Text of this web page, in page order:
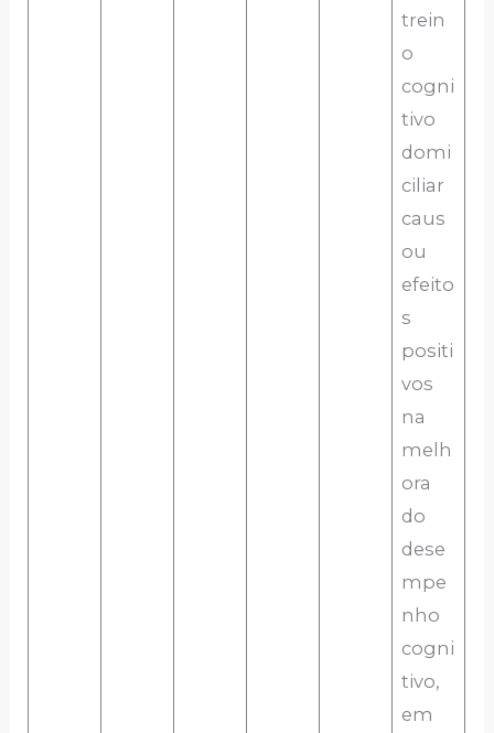
trein
o
cogni
tivo
domi
ciliar
caus
ou
efeito
s
positi
vos
na
melh
ora
do
dese
mpe
nho
cogni
tivo,
em